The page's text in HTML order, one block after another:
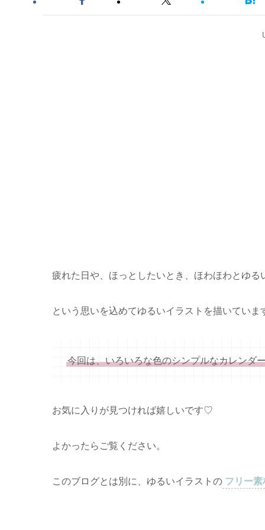
疲れた日や、ほっとしたいとき、ほわほわとゆる
という思いを込めてゆるいイラストを描いていま
今回は、いろいろな色のシンプルなカレンダ
お気に入りが見つければ嬉しいです♡
よかったらご覧ください。
このブログとは別に、ゆるいイラストの フリー素